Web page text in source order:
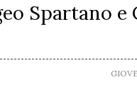
Spartano e